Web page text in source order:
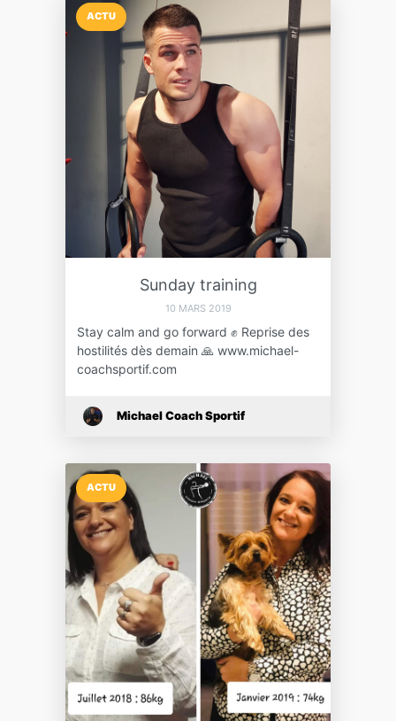
ACTU
Sunday training
10 MARS 2019
Stay calm and go forward ✊ Reprise des
hostilités dès demain 🙏 www.michael-
coachsportif.com
Michael Coach Sportif
ACTU